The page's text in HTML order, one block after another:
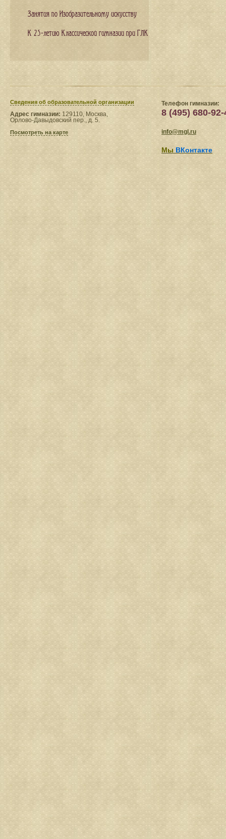
Занятия по Изобразительному искусству
К 25-летию Классической гимназии при ГЛК
Сведения​ об образовательной организации
Адрес гимназии: 129110, Москва,
Орлово-Давыдовский пер., д. 5.
Посмотреть на карте
Телефон гимназии:
8 (495) 680-92-
info@mgl.ru
Мы ВКонтакте